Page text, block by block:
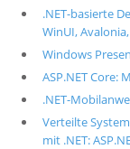
.NET-basierte
WinUI,
Windows
ASP.NET Core:
.NET-
Verteilte
mit .NET: